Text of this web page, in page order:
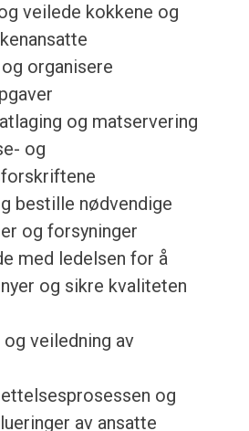
veilede kokkene og
organisere
og matservering
og
bestille nødvendige
og forsyninger
med ledelsen for å
og sikre kvaliteten
veiledning av
og
av ansatte